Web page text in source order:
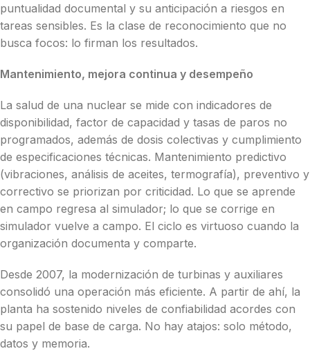
puntualidad documental y su anticipación a riesgos en
tareas sensibles. Es la clase de reconocimiento que no
busca focos: lo firman los resultados.
Mantenimiento, mejora continua y desempeño
La salud de una nuclear se mide con indicadores de
disponibilidad, factor de capacidad y tasas de paros no
programados, además de dosis colectivas y cumplimiento
de especificaciones técnicas. Mantenimiento predictivo
(vibraciones, análisis de aceites, termografía), preventivo y
correctivo se priorizan por criticidad. Lo que se aprende
en campo regresa al simulador; lo que se corrige en
simulador vuelve a campo. El ciclo es virtuoso cuando la
organización documenta y comparte.
Desde 2007, la modernización de turbinas y auxiliares
consolidó una operación más eficiente. A partir de ahí, la
planta ha sostenido niveles de confiabilidad acordes con
su papel de base de carga. No hay atajos: solo método,
datos y memoria.